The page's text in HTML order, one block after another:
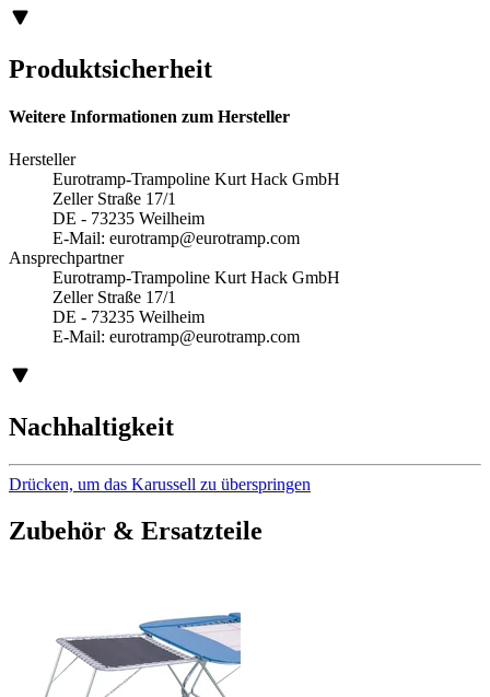
Produktsicherheit
Weitere Informationen zum Hersteller
Hersteller
Eurotramp-Trampoline Kurt Hack GmbH
Zeller Straße 17/1
DE - 73235 Weilheim
E-Mail: eurotramp@eurotramp.com
Ansprechpartner
Eurotramp-Trampoline Kurt Hack GmbH
Zeller Straße 17/1
DE - 73235 Weilheim
E-Mail: eurotramp@eurotramp.com
Nachhaltigkeit
Drücken, um das Karussell zu überspringen
Zubehör & Ersatzteile